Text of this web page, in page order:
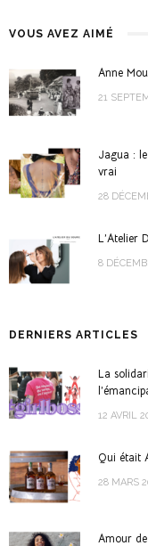
VOUS AVEZ AIMÉ
Anne
21
Jagua :
vrai
28
L’Atelier
8
DERNIERS ARTICLES
La
12 AVRIL
Qui était
28 MARS
Amour